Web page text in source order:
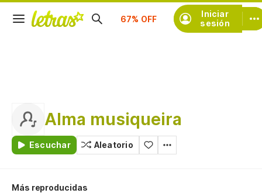
Iniciar
sesión
Suscríbete
Alma musiqueira
Escuchar Aleatorio
Más reproducidas